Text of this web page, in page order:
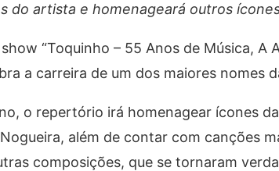
do artista e homenageará outros
“Toquinho – 55 Anos de Música, A
a carreira de um dos maiores nomes
o repertório irá homenagear ícones
além de contar com canções
composições, que se tornaram